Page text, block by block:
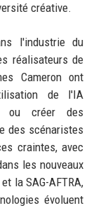
créative.
l'industrie du
réalisateurs de
Cameron ont
de l'IA
ou créer des
des scénaristes
craintes, avec
les nouveaux
la SAG-AFTRA,
évoluent